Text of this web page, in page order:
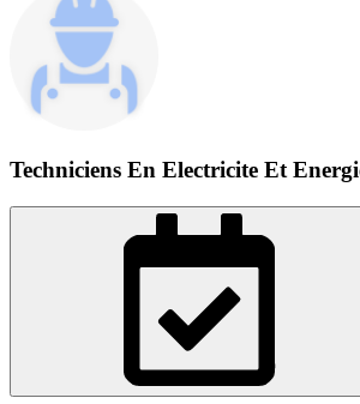
Techniciens En Electricite Et